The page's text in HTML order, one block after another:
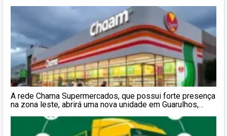
A rede Chama Supermercados, que possui forte presença
na zona leste, abrirá uma nova unidade em Guarulhos,
Confira a matéria completa no link nos stories.
#VarejoAlimentar #ChamaS